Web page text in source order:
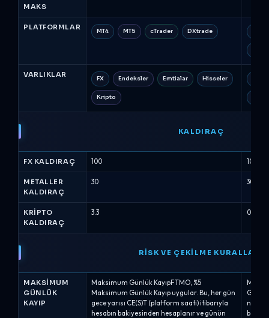
MAKS
PLATFORMLAR MT4 MT5 cTrader DXtrade
VARLIKLAR FX Endeksler Emtialar Hisseler
Kripto
KALDIRAÇ
FX KALDIRAÇ 100 100
METALLER
KALDIRAÇ
30 30
KRIPTO
KALDIRAÇ
3.3 0
RISK VE ÇEKILME KURALLARI
MAKSIMUM
GÜNLÜK
KAYIP
Maksimum Günlük KayıpFTMO, %5
Maksimum Günlük Kayıp uygular. Bu, her gün
gece yarısı CE(S)T (platform saati) itibarıyla
hesabın bakiyesinden hesaplanır ve günün
bakiye